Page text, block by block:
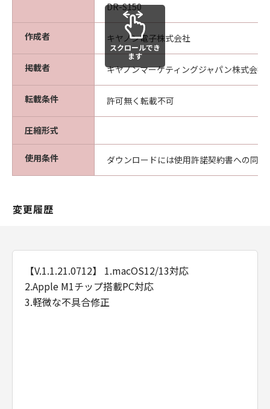
DR-S150
作成者 キヤノン電子株式会社
掲載者 キヤノンマーケティングジャパン株式会社
転載条件 許可無く転載不可
圧縮形式
使用条件 ダウンロードには使用許諾契約書への同意
スクロールでき
ます
変更履歴
【V.1.1.21.0712】 1.macOS12/13対応
2.Apple M1チップ搭載PC対応
3.軽微な不具合修正